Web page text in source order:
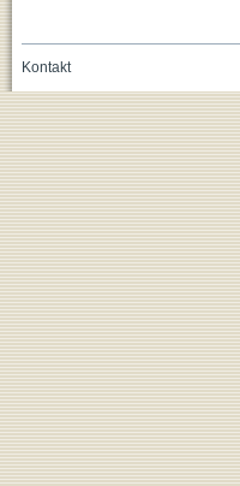
Kontakt